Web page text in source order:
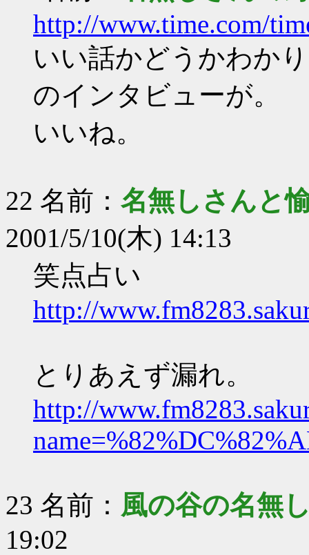
http://www.time.com/
いい話かどうかわか
のインタビューが。
いいね。
22 名前： 名無しさんと
2001/5/10(木) 14:13
笑点占い
http://
とりあえず漏れ。
http://
23 名前： 風の谷の名無
19:02